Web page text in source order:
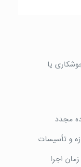
یا
مجدد
و تأسیسات
اجرا